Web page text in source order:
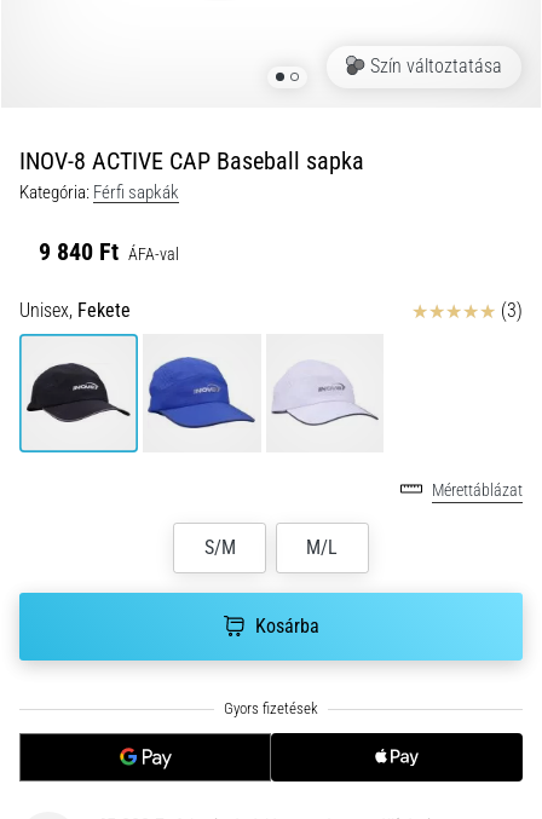
A
gyakorlatban
ingafutás
sebességet,
a
mozgékonyságot
és
az
11 perces olvasási idő
Futótérd:
Okok,
Szín változtatása
INOV-8 ACTIVE CAP Baseball sapka
Kategória: Férfi sapkák
9 840 Ft ÁFA-val
Unisex, Fekete Értékelés (3)
Mérettáblázat
S/M M/L
Kosárba